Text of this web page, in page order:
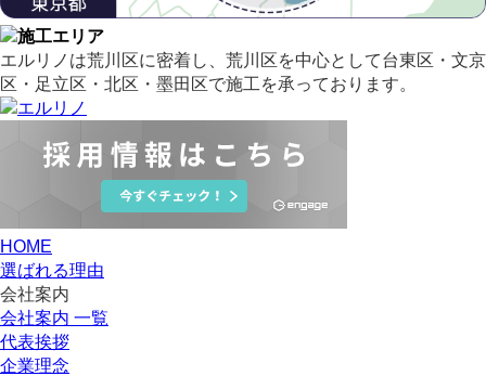
エルリノは荒川区に密着し、荒川区を中心として台東区・文京
区・足立区・北区・墨田区で施工を承っております。
HOME
選ばれる理由
会社案内
会社案内 一覧
代表挨拶
企業理念